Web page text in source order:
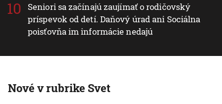
Seniori sa začínajú zaujímať o rodičovský
príspevok od detí. Daňový úrad ani Sociálna
poisťovňa im informácie nedajú
Nové v rubrike Svet